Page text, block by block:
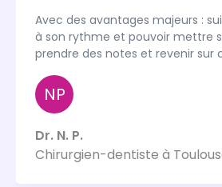
Avec des avantages majeurs :
à son rythme et pouvoir mettre
prendre des notes et revenir sur
NP
Dr. N. P.
Chirurgien-dentiste à